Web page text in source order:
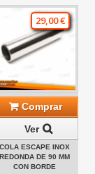
29,00 €
Comprar
Ver
COLA ESCAPE INOX
REDONDA DE 90 MM
CON BORDE